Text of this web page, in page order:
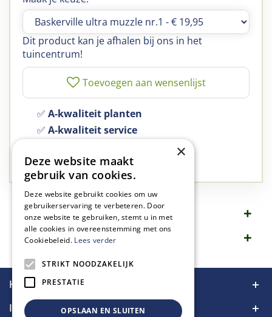
Dit product kan je afhalen bij ons in het
tuincentrum!
✅ A-kwaliteit planten
✅ A-kwaliteit service
✅Groen, dat is wat we doen
Omschrijving
Specificaties
Handige links
Informatie
×
Deze website maakt
gebruik van cookies.
Deze website gebruikt cookies om uw
gebruikerservaring te verbeteren. Door
onze website te gebruiken, stemt u in met
alle cookies in overeenstemming met ons
Cookiebeleid. Lees verder
STRIKT NOODZAKELIJK
PRESTATIE
OPSLAAN EN SLUITEN